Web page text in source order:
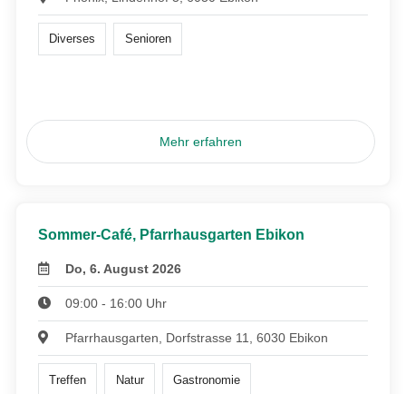
Diverses Senioren
Mehr erfahren
Sommer-Café, Pfarrhausgarten Ebikon
Do, 6. August 2026
09:00 - 16:00 Uhr
Pfarrhausgarten, Dorfstrasse 11, 6030 Ebikon
Treffen Natur Gastronomie